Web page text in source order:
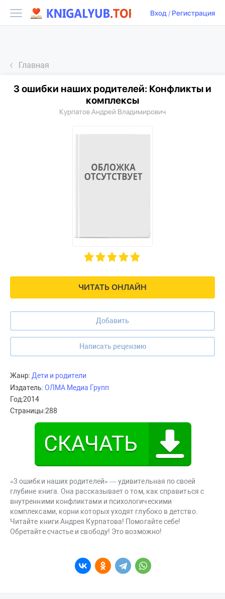
Вход/ Регистрация
Главная
ЧИТАТЬ ОНЛАЙН
Добавить
Написать рецензию
3 ошибки наших родителей: Конфликты и
комплексы
Курпатов Андрей Владимирович
Жанр: Дети и родители
Издатель:ОЛМА Медиа Групп
Год:2014
Страницы:288
«3 ошибки наших родителей» — удивительная по своей
глубине книга. Она рассказывает о том, как справиться с
внутренними конфликтами и психологическими
комплексами, корни которых уходят глубоко в детство.
Читайте книги Андрея Курпатова! Помогайте себе!
Обретайте счастье и свободу! Это возможно!